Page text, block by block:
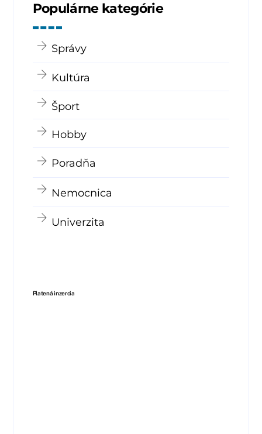
Populárne kategórie
Správy
Kultúra
Šport
Hobby
Poradňa
Nemocnica
Univerzita
Platená inzercia